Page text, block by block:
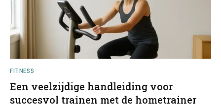
FITNESS
Een veelzijdige handleiding voor
succesvol trainen met de hometrainer